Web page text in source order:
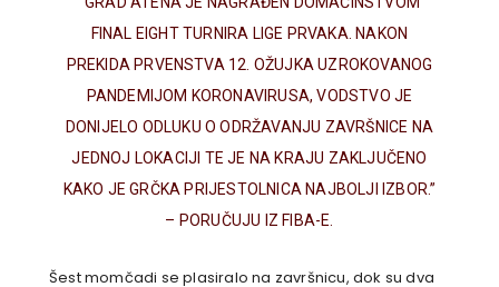
FINAL EIGHT TURNIRA LIGE PRVAKA. NAKON
PREKIDA PRVENSTVA 12. OŽUJKA UZROKOVANOG
PANDEMIJOM KORONAVIRUSA, VODSTVO JE
DONIJELO ODLUKU O ODRŽAVANJU ZAVRŠNICE NA
JEDNOJ LOKACIJI TE JE NA KRAJU ZAKLJUČENO
KAKO JE GRČKA PRIJESTOLNICA NAJBOLJI IZBOR.”
– PORUČUJU IZ FIBA-E.
Šest momčadi se plasiralo na završnicu, dok su dva